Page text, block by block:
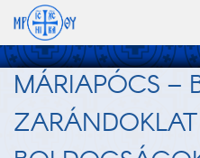
MÁRIAPÓCS –